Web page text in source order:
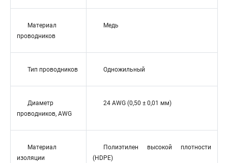
Материал
проводников
Медь
Тип проводников Одножильный
Диаметр
проводников, AWG
24 AWG (0,50 ± 0,01 мм)
Материал
изоляции
Полиэтилен высокой плотности
(HDPE)